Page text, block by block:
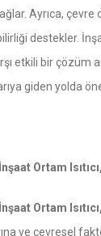
Ayrıca, çevre
destekler.
etkili bir çözüm
giden yolda
Ortam Isıtıcı,
Ortam Isıtıcı,
ve çevresel